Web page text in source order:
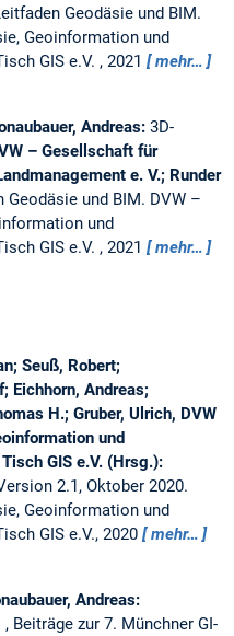
Geodäsie und BIM.
Geoinformation und
GIS e.V. , 2021
mehr…
Andreas: 3D-
– Gesellschaft für
e. V.; Runder
Geodäsie und BIM. DVW –
und
GIS e.V. , 2021
mehr…
Seuß, Robert;
Eichhorn, Andreas;
H.; Gruber, Ulrich, DVW
und
GIS e.V. (Hrsg.):
2.1, Oktober 2020.
Geoinformation und
GIS e.V., 2020
mehr…
Andreas:
, Beiträge zur 7. Münchner GI-